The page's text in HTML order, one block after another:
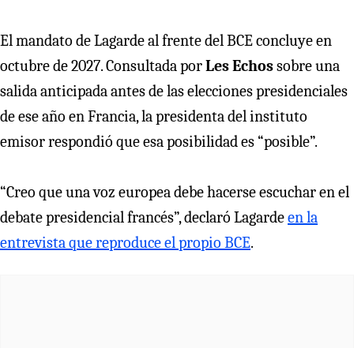
El mandato de Lagarde al frente del BCE concluye en
octubre de 2027. Consultada porLes Echossobre una
salida anticipada antes de las elecciones presidenciales
de ese año en Francia, la presidenta del instituto
emisor respondió que esa posibilidad es “posible”.
“Creo que una voz europea debe hacerse escuchar en el
debate presidencial francés”, declaró Lagardeen la
entrevista que reproduce el propio BCE.